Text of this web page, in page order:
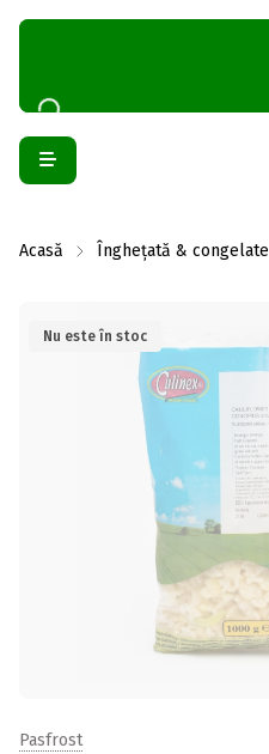
Acasă Înghețată & congelate
Nu este în stoc
Pasfrost